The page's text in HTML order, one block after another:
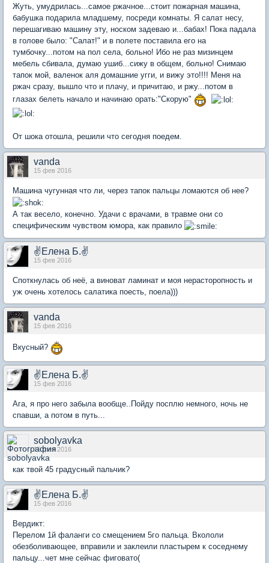
Жуть, умудрилась...самое ржачное...стоит пожарная машина,
бабушка подарила младшему, посреди комнаты. Я салат несу,
перешагиваю машину эту, носком задеваю и...бабах! Пока падала
в голове было: "Салат!" и в полете поставила его на
тумбочку...потом на пол села, больно! Ибо не раз мизинцем
мебель сбивала, думаю ушиб...сижу в общем, больно! Снимаю
тапок мой, валенок аля домашние угги, и вижу это!!!! Меня на
ржач сразу, вышло что и плачу, и причитаю, и ржу...потом в
глазах белеть начало и начинаю орать:"Скорую"
От шока отошла, решили что сегодня поедем.
vanda
15 фев 2016
Машина чугунная что ли, через тапок пальцы ломаются об нее?
А так весело, конечно. Удачи с врачами, в травме они со
специфическим чувством юмора, как правило
✌Елена Б.✌
15 фев 2016
Споткнулась об неё, а виноват ламинат и моя нерасторопность и
уж очень хотелось салатика поесть, поела)))
vanda
15 фев 2016
Вкусный?
✌Елена Б.✌
15 фев 2016
Ага, я про него забыла вообще..Пойду посплю немного, ночь не
спавши, а потом в путь...
sobolyavka
15 фев 2016
как твой 45 градусный пальчик?
✌Елена Б.✌
15 фев 2016
Вердикт:
Перелом 1й фаланги со смещением 5го пальца. Вкололи
обезболивающее, вправили и заклеили пластырем к соседнему
пальцу...чет мне сейчас фиговато(